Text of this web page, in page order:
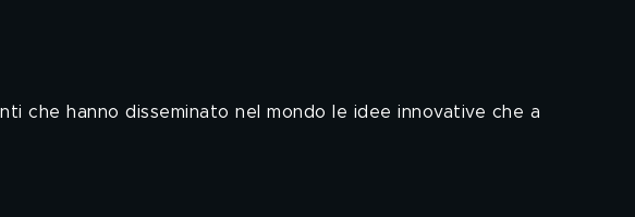
che hanno disseminato nel mondo le idee innovative che a